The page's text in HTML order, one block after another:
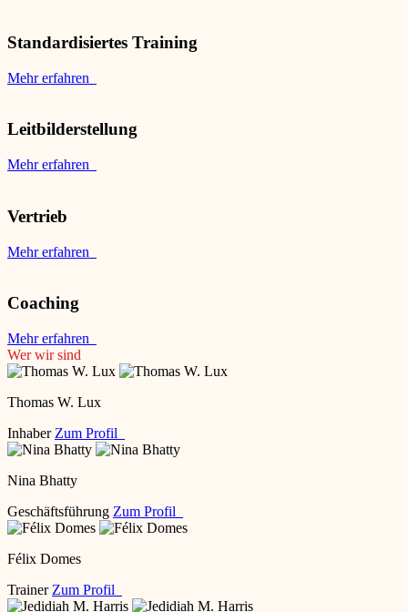
Standardisiertes Training
Mehr erfahren
Leitbilderstellung
Mehr erfahren
Vertrieb
Mehr erfahren
Coaching
Mehr erfahren
Wer wir sind
Thomas W. Lux
Inhaber Zum Profil
Nina Bhatty
Geschäftsführung Zum Profil
Félix Domes
Trainer Zum Profil